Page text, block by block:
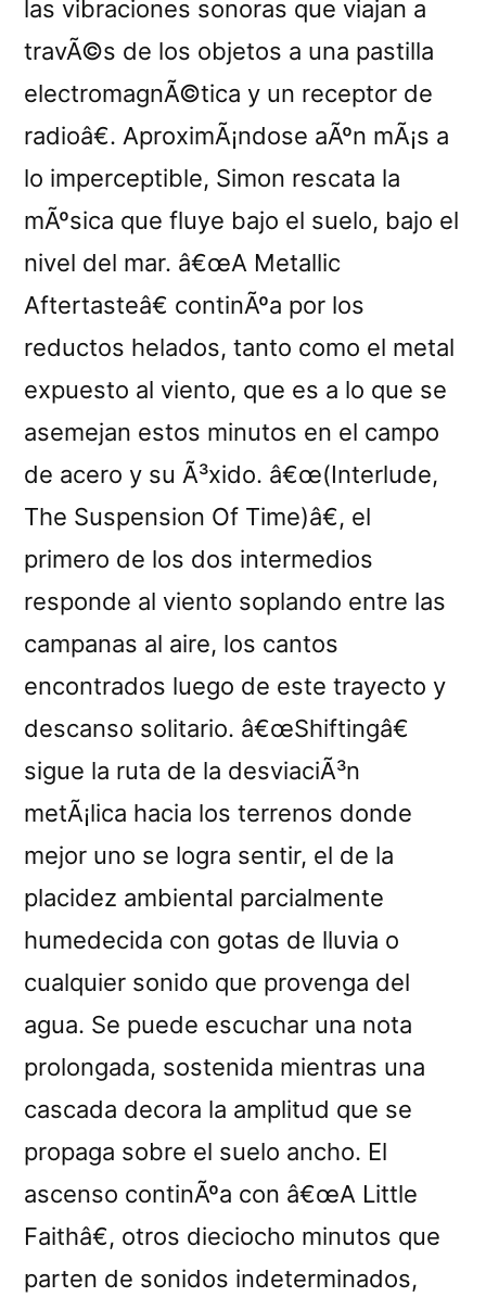
las vibraciones sonoras que viajan a
travÃ©s de los objetos a una pastilla
electromagnÃ©tica y un receptor de
radioâ€. AproximÃ¡ndose aÃºn mÃ¡s a
lo imperceptible, Simon rescata la
mÃºsica que fluye bajo el suelo, bajo el
nivel del mar. â€œA Metallic
Aftertasteâ€ continÃºa por los
reductos helados, tanto como el metal
expuesto al viento, que es a lo que se
asemejan estos minutos en el campo
de acero y su Ã³xido. â€œ(Interlude,
The Suspension Of Time)â€, el
primero de los dos intermedios
responde al viento soplando entre las
campanas al aire, los cantos
encontrados luego de este trayecto y
descanso solitario. â€œShiftingâ€
sigue la ruta de la desviaciÃ³n
metÃ¡lica hacia los terrenos donde
mejor uno se logra sentir, el de la
placidez ambiental parcialmente
humedecida con gotas de lluvia o
cualquier sonido que provenga del
agua. Se puede escuchar una nota
prolongada, sostenida mientras una
cascada decora la amplitud que se
propaga sobre el suelo ancho. El
ascenso continÃºa con â€œA Little
Faithâ€, otros dieciocho minutos que
parten de sonidos indeterminados,